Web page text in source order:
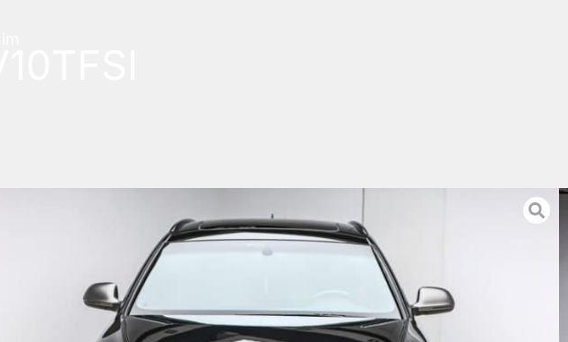
Motoru 10.000km önce doğuş otomotiv maslak'ta sıfır sandık motor ile değişmiştir.
Audi yetkili servisi Doğuş Otomotiv'de sıfırlanan parçaların toplam faturası
1.750.000TL dir. Faturalar alıcı ile paylaşılacaktır.